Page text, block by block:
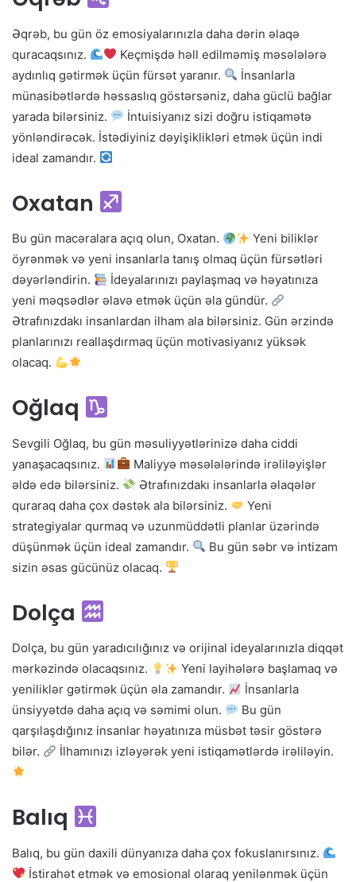
Əqrəb, bu gün öz emosiyalarınızla daha dərin əlaqə
quracaqsınız.
Keçmişdə həll edilməmiş məsələlərə
aydınlıq gətirmək üçün fürsət yaranır.
İnsanlarla
münasibətlərdə həssaslıq göstərsəniz, daha güclü bağlar
yarada bilərsiniz.
İntuisiyanız sizi doğru istiqamətə
yönləndirəcək. İstədiyiniz dəyişiklikləri etmək üçün indi
ideal zamandır.
Oxatan
Bu gün macəralara açıq olun, Oxatan.
Yeni biliklər
öyrənmək və yeni insanlarla tanış olmaq üçün fürsətləri
dəyərləndirin.
İdeyalarınızı paylaşmaq və həyatınıza
yeni məqsədlər əlavə etmək üçün əla gündür.
Ətrafınızdakı insanlardan ilham ala bilərsiniz. Gün ərzində
planlarınızı reallaşdırmaq üçün motivasiyanız yüksək
olacaq.
Oğlaq
Sevgili Oğlaq, bu gün məsuliyyətlərinizə daha ciddi
yanaşacaqsınız.
Maliyyə məsələlərində irəliləyişlər
əldə edə bilərsiniz.
Ətrafınızdakı insanlarla əlaqələr
quraraq daha çox dəstək ala bilərsiniz.
Yeni
strategiyalar qurmaq və uzunmüddətli planlar üzərində
düşünmək üçün ideal zamandır.
Bu gün səbr və intizam
sizin əsas gücünüz olacaq.
Dolça
Dolça, bu gün yaradıcılığınız və orijinal ideyalarınızla diqqət
mərkəzində olacaqsınız.
Yeni layihələrə başlamaq və
yeniliklər gətirmək üçün əla zamandır.
İnsanlarla
ünsiyyətdə daha açıq və səmimi olun.
Bu gün
qarşılaşdığınız insanlar həyatınıza müsbət təsir göstərə
bilər.
İlhamınızı izləyərək yeni istiqamətlərdə irəliləyin.
Balıq
Balıq, bu gün daxili dünyanıza daha çox fokuslanırsınız.
İstirahət etmək və emosional olaraq yenilənmək üçün